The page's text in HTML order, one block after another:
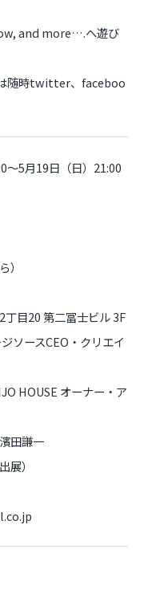
and more….へ遊び
随時twitter、faceboo
5月19日（日）21:00
）
20 第二冨士ビル 3F
ソースCEO・クリエイ
オーナー・ア
田謙一
）